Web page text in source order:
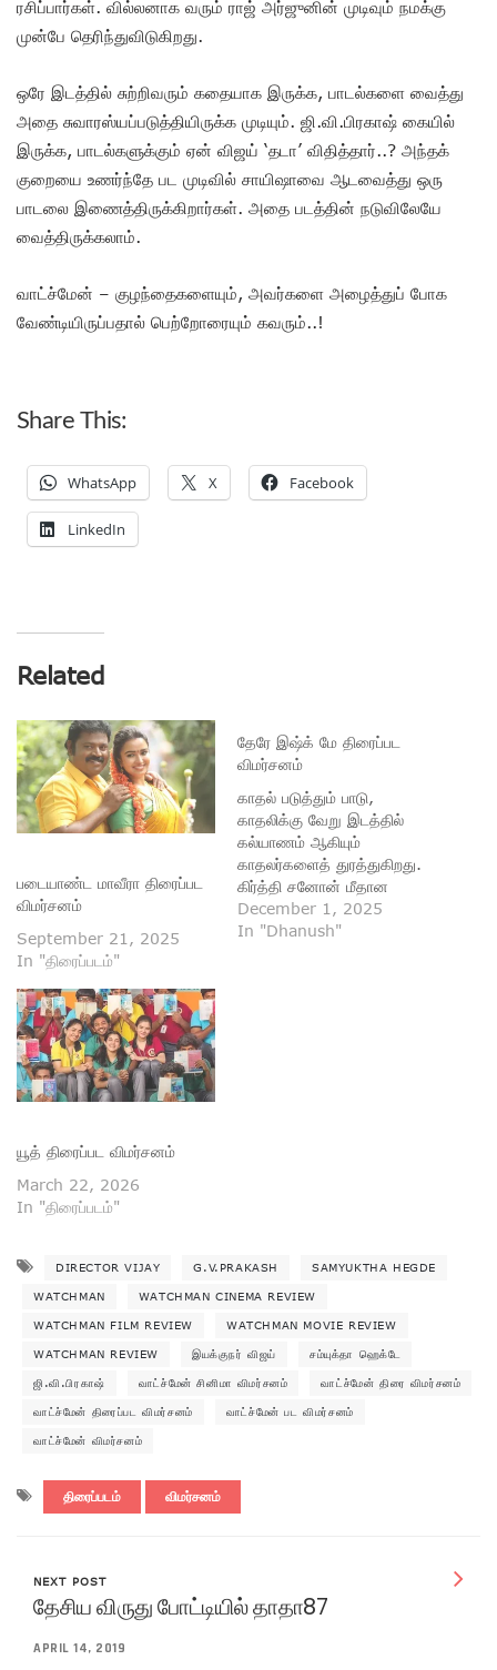
ரசிப்பார்கள். வில்லனாக வரும் ராஜ் அர்ஜுனின் முடிவும் நமக்கு
முன்பே தெரிந்துவிடுகிறது.
ஒரே இடத்தில் சுற்றிவரும் கதையாக இருக்க, பாடல்களை வைத்து
அதை சுவாரஸ்யப்படுத்தியிருக்க முடியும். ஜி.வி.பிரகாஷ் கையில்
இருக்க, பாடல்களுக்கும் ஏன் விஜய் ‘தடா’ விதித்தார்..? அந்தக்
குறையை உணர்ந்தே பட முடிவில் சாயிஷாவை ஆடவைத்து ஒரு
பாடலை இணைத்திருக்கிறார்கள். அதை படத்தின் நடுவிலேயே
வைத்திருக்கலாம்.
வாட்ச்மேன் – குழந்தைகளையும், அவர்களை அழைத்துப் போக
வேண்டியிருப்பதால் பெற்றோரையும் கவரும்..!
Share This:
WhatsApp X Facebook
LinkedIn
Related
படையாண்ட மாவீரா திரைப்பட
விமர்சனம்
September 21, 2025
In "திரைப்படம்"
தேரே இஷ்க் மே திரைப்பட
விமர்சனம்
காதல் படுத்தும் பாடு,
காதலிக்கு வேறு இடத்தில்
கல்யாணம் ஆகியும்
காதலர்களைத் துரத்துகிறது.
கிர்த்தி சனோன் மீதான
காதலுக்காக குணம் மாறி,
கொள்கை மாறி உயர்
December 1, 2025
In "Dhanush"
யூத் திரைப்பட விமர்சனம்
March 22, 2026
In "திரைப்படம்"
DIRECTOR VIJAY G.V.PRAKASH SAMYUKTHA HEGDE
WATCHMAN WATCHMAN CINEMA REVIEW
WATCHMAN FILM REVIEW WATCHMAN MOVIE REVIEW
WATCHMAN REVIEW இயக்குநர் விஜய் சம்யுக்தா ஹெக்டே
ஜி.வி.பிரகாஷ் வாட்ச்மேன் சினிமா விமர்சனம் வாட்ச்மேன் திரை விமர்சனம்
வாட்ச்மேன் திரைப்பட விமர்சனம் வாட்ச்மேன் பட விமர்சனம்
வாட்ச்மேன் விமர்சனம்
திரைப்படம் விமர்சனம்
NEXT POST
தேசிய விருது போட்டியில் தாதா87
APRIL 14, 2019